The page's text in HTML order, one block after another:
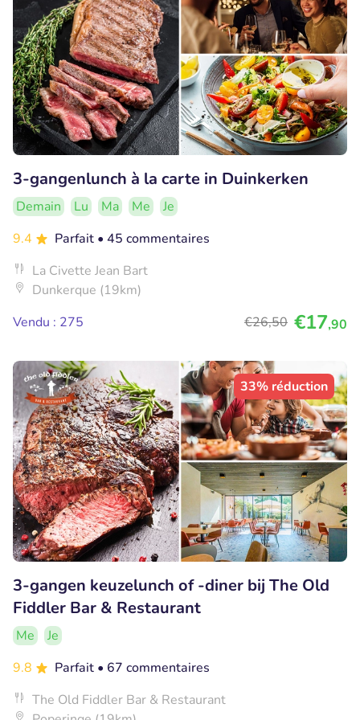
3-gangenlunch à la carte in Duinkerken
Demain Lu Ma Me
Je
9.4
Parfait • 45 commentaires
La Civette Jean Bart
Dunkerque (19km)
Vendu : 275
€26,50 €17,90
33% réduction
3-gangen keuzelunch of -diner bij The Old
Fiddler Bar & Restaurant
Me
Je
9.8
Parfait • 67 commentaires
The Old Fiddler Bar & Restaurant